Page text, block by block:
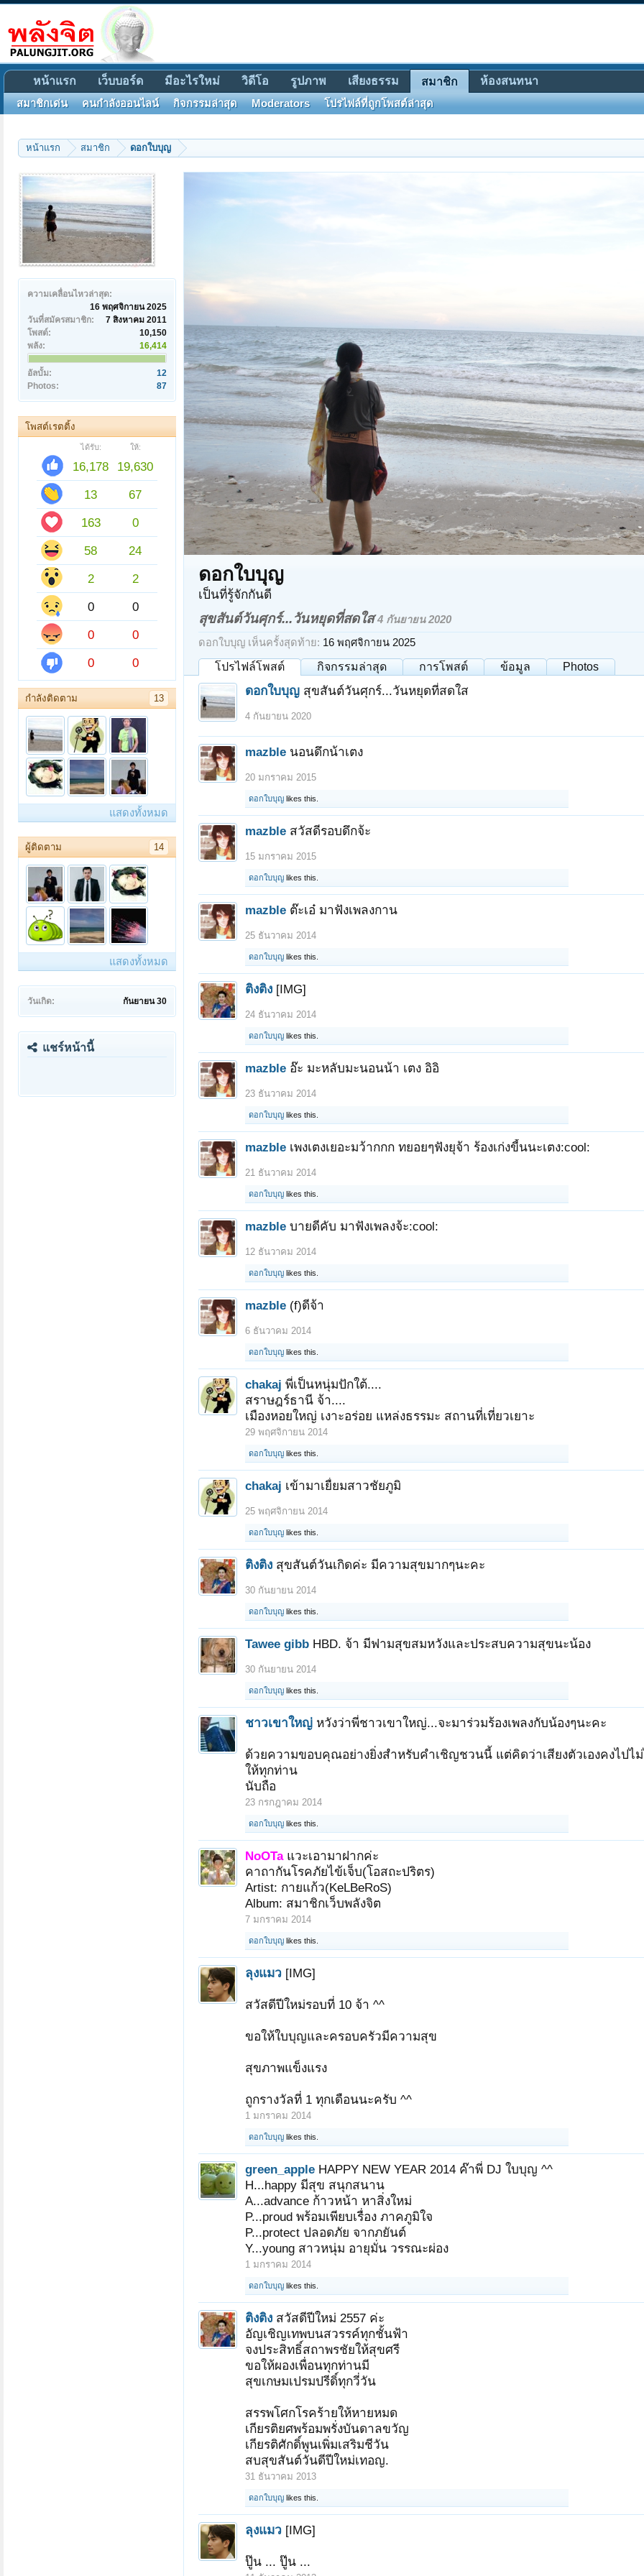
หน้าแรก สมาชิก ดอกใบบุญ
ความเคลื่อนไหวล่าสุด:
16 พฤศจิกายน 2025
วันที่สมัครสมาชิก:
7 สิงหาคม 2011
โพสต์:
10,150
พลัง:
16,414
อัลบั้ม:
12
Photos:
87
โพสต์เรตติ้ง
ได้รับ: ให้:
16,178
19,630
13
67
163
0
58
24
2
2
0
0
0
0
0
0
กำลังติดตาม 13
แสดงทั้งหมด
ผู้ติดตาม 14
แสดงทั้งหมด
วันเกิด: กันยายน 30
แชร์หน้านี้
ดอกใบบุญ
เป็นที่รู้จักกันดี
สุขสันต์วันศุกร์...วันหยุดที่สดใส4 กันยายน 2020
ดอกใบบุญ เห็นครั้งสุดท้าย: 16 พฤศจิกายน 2025
โปรไฟล์โพสต์ กิจกรรมล่าสุด การโพสต์ ข้อมูล Photos
ดอกใบบุญ สุขสันต์วันศุกร์...วันหยุดที่สดใส
4 กันยายน 2020
mazble นอนดึกน้าเตง
20 มกราคม 2015
ดอกใบบุญ likes this.
mazble สวัสดีรอบดึกจ้ะ
15 มกราคม 2015
ดอกใบบุญ likes this.
mazble ต๊ะเอ๋ มาฟังเพลงกาน
25 ธันวาคม 2014
ดอกใบบุญ likes this.
ติงติง [IMG]
24 ธันวาคม 2014
ดอกใบบุญ likes this.
mazble อ๊ะ มะหลับมะนอนน้า เตง อิอิ
23 ธันวาคม 2014
ดอกใบบุญ likes this.
mazble เพงเตงเยอะมว้ากกก ทยอยๆฟังยุจ้า ร้องเก่งขี้นนะเตง:cool:
21 ธันวาคม 2014
ดอกใบบุญ likes this.
mazble บายดีคับ มาฟังเพลงจ้ะ:cool:
12 ธันวาคม 2014
ดอกใบบุญ likes this.
mazble (f)ดีจ้า
6 ธันวาคม 2014
ดอกใบบุญ likes this.
chakaj พี่เป็นหนุ่มปักใต้....
สราษฎร์ธานี จ้า....
เมืองหอยใหญ่ เงาะอร่อย แหล่งธรรมะ สถานที่เที่ยวเยาะ
29 พฤศจิกายน 2014
ดอกใบบุญ likes this.
chakaj เข้ามาเยื่ยมสาวชัยภูมิ
25 พฤศจิกายน 2014
ดอกใบบุญ likes this.
ติงติง สุขสันต์วันเกิดค่ะ มีความสุขมากๆนะคะ
30 กันยายน 2014
ดอกใบบุญ likes this.
Tawee gibb HBD. จ้า มีฟามสุขสมหวังและประสบความสุขนะน้อง
30 กันยายน 2014
ดอกใบบุญ likes this.
ชาวเขาใหญ่ หวังว่าพี่ชาวเขาใหญ่...จะมาร่วมร้องเพลงกับน้องๆนะคะ
ด้วยความขอบคุณอย่างยิ่งสำหรับคำเชิญชวนนี้ แต่คิดว่าเสียงตัวเองคงไป
ให้ทุกท่าน
นับถือ
23 กรกฎาคม 2014
ดอกใบบุญ likes this.
NoOTa แวะเอามาฝากค่ะ
คาถากันโรคภัยไข้เจ็บ(โอสถะปริตร)
Artist: กายแก้ว(KeLBeRoS)
Album: สมาชิกเว็บพลังจิต
7 มกราคม 2014
ดอกใบบุญ likes this.
ลุงแมว [IMG]
สวัสดีปีใหม่รอบที่ 10 จ้า ^^
ขอให้ใบบุญและครอบครัวมีความสุข
สุขภาพแข็งแรง
ถูกรางวัลที่ 1 ทุกเดือนนะครับ ^^
1 มกราคม 2014
ดอกใบบุญ likes this.
green_apple HAPPY NEW YEAR 2014 ค๊าพี่ DJ ใบบุญ ^^
H...happy มีสุข สนุกสนาน
A...advance ก้าวหน้า หาสิ่งใหม่
P...proud พร้อมเพียบเรื่อง ภาคภูมิใจ
P...protect ปลอดภัย จากภยันต์
Y...young สาวหนุ่ม อายุมั่น วรรณะผ่อง
1 มกราคม 2014
ดอกใบบุญ likes this.
ติงติง สวัสดีปีใหม่ 2557 ค่ะ
อัญเชิญเทพบนสวรรค์ทุกชั้นฟ้า
จงประสิทธิ์สถาพรชัยให้สุขศรี
ขอให้ผองเพื่อนทุกท่านมี
สุขเกษมเปรมปรีดิ์ทุกวี่วัน
สรรพโศกโรคร้ายให้หายหมด
เกียรติยศพร้อมพรั่งบันดาลขวัญ
เกียรติศักดิ์พูนเพิ่มเสริมชีวัน
สบสุขสันต์วันดีปีใหม่เทอญ.
31 ธันวาคม 2013
ดอกใบบุญ likes this.
ลุงแมว [IMG]
ปู๊น ... ปู๊น ...
2 3
หน้าแรก เว็บบอร์ด มีอะไรใหม่ วิดีโอ รูปภาพ เสียงธรรม สมาชิก
สมาชิกเด่น คนกำลังออนไลน์ กิจกรรมล่าสุด Moderators โปรไฟล์ที่ถูกโพสต์ล่าสุด
ห้องสนทนา